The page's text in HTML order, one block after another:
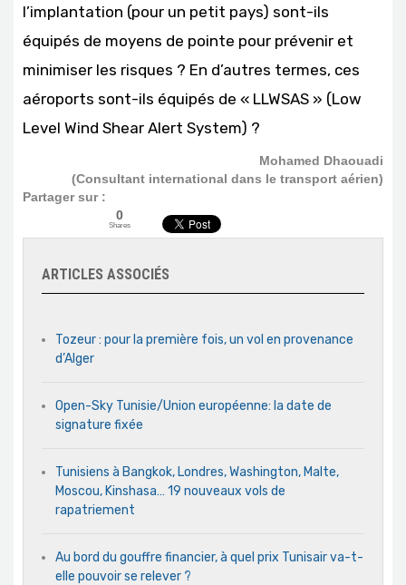
l’implantation (pour un petit pays) sont-ils
équipés de moyens de pointe pour prévenir et
minimiser les risques ? En d’autres termes, ces
aéroports sont-ils équipés de « LLWSAS » (Low
Level Wind Shear Alert System) ?
Mohamed Dhaouadi
(Consultant international dans le transport aérien)
Partager sur :
0
Shares
ARTICLES ASSOCIÉS
Tozeur : pour la première fois, un vol en provenance
d’Alger
Open-Sky Tunisie/Union européenne: la date de
signature fixée
Tunisiens à Bangkok, Londres, Washington, Malte,
Moscou, Kinshasa… 19 nouveaux vols de
rapatriement
Au bord du gouffre financier, à quel prix Tunisair va-t-
elle pouvoir se relever ?